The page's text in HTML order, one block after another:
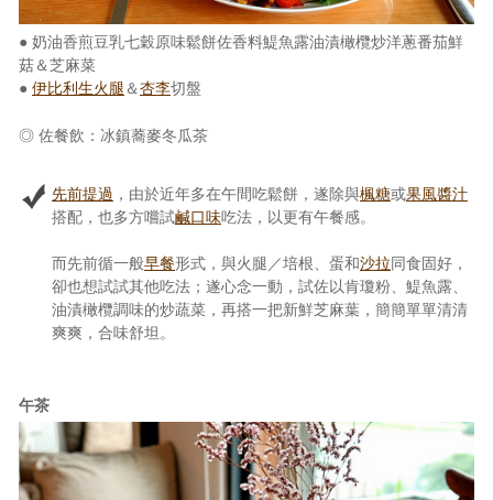
● 奶油香煎豆乳七穀原味鬆餅佐香料鯷魚露油漬橄欖炒洋蔥番茄鮮
菇＆芝麻菜
● 伊比利生火腿 ＆杏李切盤
◎ 佐餐飲：冰鎮蕎麥冬瓜茶
先前提過 ，由於近年多在午間吃鬆餅，遂除與楓糖或果風醬汁
搭配，也多方嚐試鹹口味吃法，以更有午餐感。
而先前循一般早餐形式，與火腿／培根、蛋和沙拉同食固好，
卻也想試試其他吃法；遂心念一動，試佐以肯瓊粉、鯷魚露、
油漬橄欖調味的炒蔬菜，再搭一把新鮮芝麻葉，簡簡單單清清
爽爽，合味舒坦。
午茶